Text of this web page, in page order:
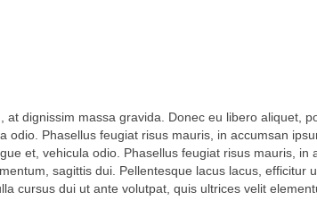
dignissim massa gravida. Donec eu libero aliquet,
Phasellus feugiat risus mauris, in accumsan
et, vehicula odio. Phasellus feugiat risus mauris,
sagittis dui. Pellentesque lacus lacus, efficitur
cursus dui ut ante volutpat, quis ultrices velit